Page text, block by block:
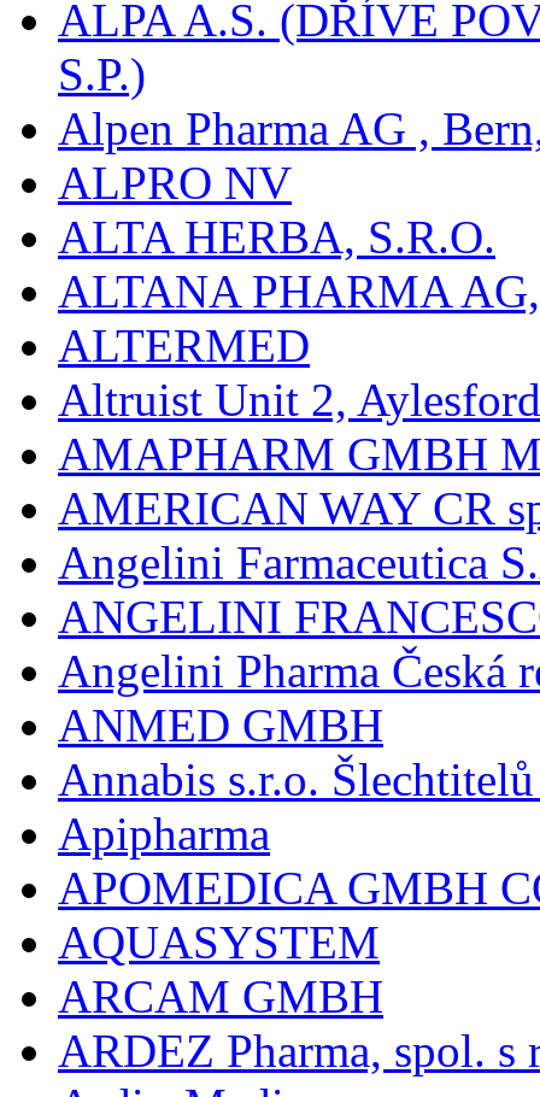
ALPA A.S. (DŘÍVE
S.P.)
Alpen Pharma AG ,
ALPRO NV
ALTA HERBA, S.R.O.
ALTANA PHARMA
ALTERMED
Altruist Unit 2, Aylesford
AMAPHARM GMBH
AMERICAN WAY CR
Angelini Farmaceutica
ANGELINI
Angelini Pharma Česká
ANMED GMBH
Annabis s.r.o.
Apipharma
APOMEDICA GMBH
AQUASYSTEM
ARCAM GMBH
ARDEZ Pharma, spol. s